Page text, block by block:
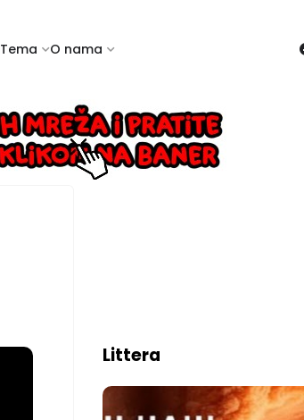
Tema O nama
Littera